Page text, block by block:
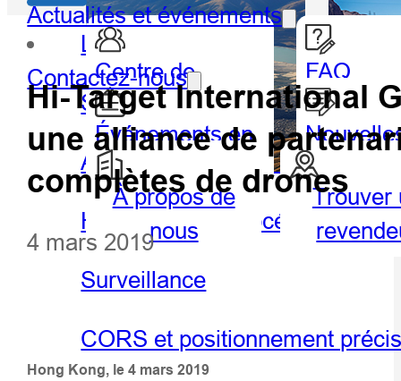
LiDAR
SIG portable et tablette
Agriculture de précision
Hydrographie et océanographie
Surveillance
CORS et positionnement
Géospatiale
Centre de
partenaires
FAQ
Actualités et événements
Événements en
vedette
Contactez-nous
À propos de
nous
Trouver
Hi-Target International
une alliance de
complètes de drones
4 mars 2019
Hong Kong, le 4 mars 2019